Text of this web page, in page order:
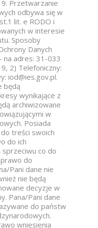
Przetwarzanie
odbywa się w
lit. e RODO i
w interesie
Sposoby
Danych
na adres: 31-033
2) Telefoniczny:
iod@ies.gov.pl.
będą
wynikające z
archiwizowane
w
Posiada
treści swoich
do ich
co do
do
Pani dane nie
nie będą
decyzje w
Pana/Pani dane
do państw
wniesienia